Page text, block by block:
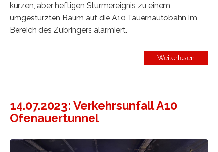
kurzen, aber heftigen Sturmereignis zu einem
umgestürzten Baum auf die A10 Tauernautobahn im
Bereich des Zubringers alarmiert.
Weiterlesen
14.07.2023: Verkehrsunfall A10
Ofenauertunnel